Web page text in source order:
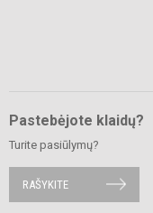
Pastebėjote klaidų?
Turite pasiūlymų?
RAŠYKITE